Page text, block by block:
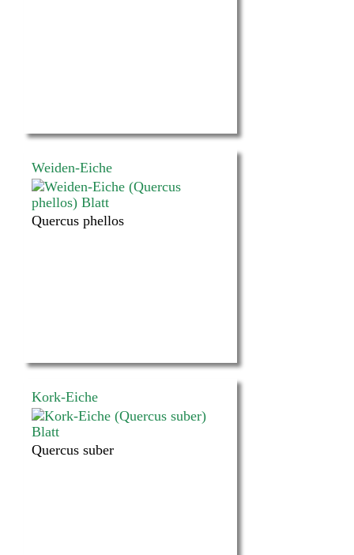
Weiden-Eiche
Quercus phellos
Kork-Eiche
Quercus suber